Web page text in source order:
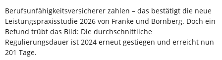
Berufsunfähigkeitsversicherer zahlen – das bestätigt die neue
Leistungspraxisstudie 2026 von Franke und Bornberg. Doch ein
Befund trübt das Bild: Die durchschnittliche
Regulierungsdauer ist 2024 erneut gestiegen und erreicht nun
201 Tage.